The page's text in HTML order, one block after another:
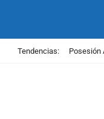
Tendencias: Posesión